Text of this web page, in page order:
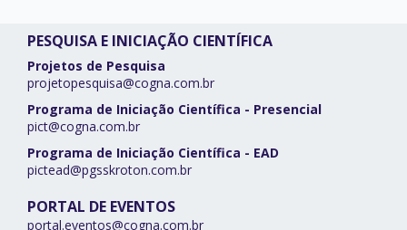
PESQUISA E INICIAÇÃO CIENTÍFICA
Projetos de Pesquisa
projetopesquisa@cogna.com.br
Programa de Iniciação Científica - Presencial
pict@cogna.com.br
Programa de Iniciação Científica - EAD
pictead@pgsskroton.com.br
PORTAL DE EVENTOS
portal.eventos@cogna.com.br